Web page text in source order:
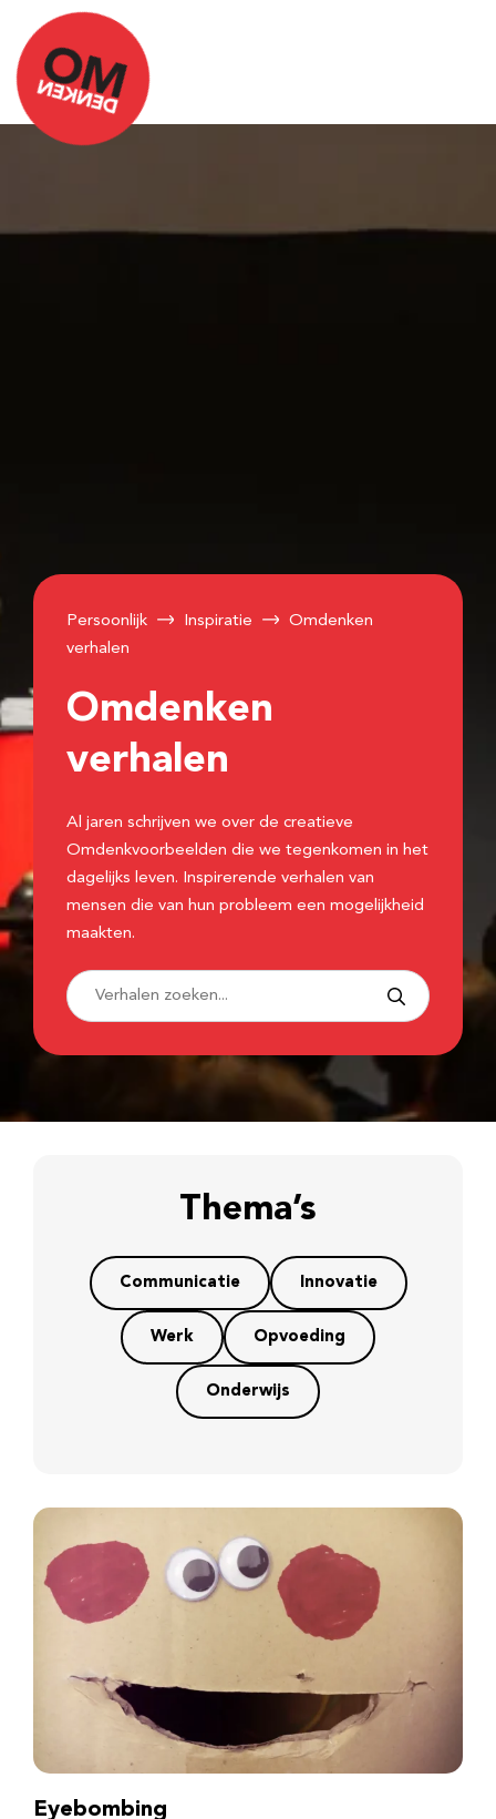
Persoonlijk Inspiratie
Omdenken
verhalen
Omdenken
verhalen
Al jaren schrijven we over de creatieve
Omdenkvoorbeelden die we tegenkomen in het
dagelijks leven. Inspirerende verhalen van
mensen die van hun probleem een mogelijkheid
maakten.
Thema’s
Communicatie Innovatie
Werk Opvoeding
Onderwijs
Eyebombing